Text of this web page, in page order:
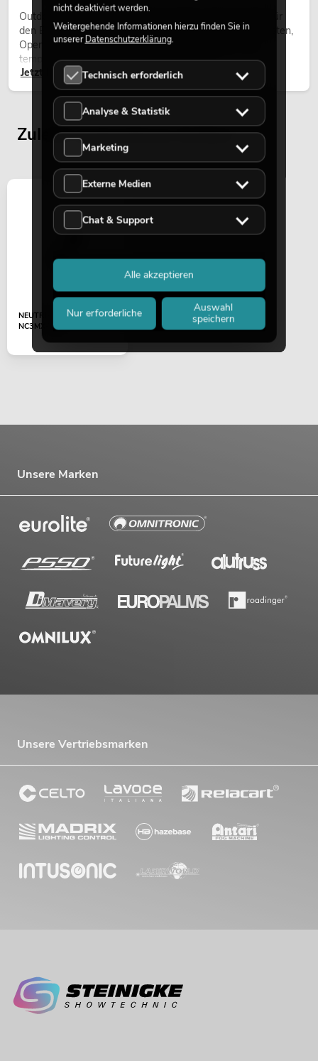
Outdoor Moving-Heads sind bewegliche Scheinwerfer für
den Einsatz im Freien. Sie werden bei Festivals, Stadtfesten,
Open-Air-Konzerten, Architekturinszenierungen und
temporären Außeninstallationen eingesetzt.
Jetzt lesen
Zuletzt angesehene Artikel
NEUTRIK XLR Stecker 3pol
NC3MX-TOP
Unsere Marken
Unsere Vertriebsmarken
nicht deaktiviert werden.
Weitergehende Informationen hierzu finden Sie in
unsererDatenschutzerklärung.
Technisch erforderlich
Analyse & Statistik
Marketing
Externe Medien
Chat & Support
Nur erforderliche
Auswahl
speichern
Alle akzeptieren